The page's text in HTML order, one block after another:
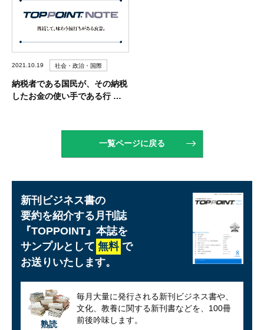
2021.10.19 社会・政治・国際
納税者である国民が、その納税
したお金の使い手である行 …
一覧ページに戻る
新刊ビジネス書の
要約を紹介する月刊誌
『TOPPOINT』 本誌を
サンプルとして 無料 で
お送りいたします。
熟読
毎月大量に発行される新刊ビジネス書や、
文化、教養に関する新刊書などを、100冊
前後吟味します。